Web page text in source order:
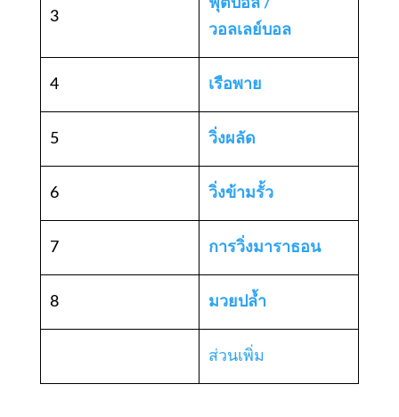
3
ฟุตบอล /
วอลเลย์บอล
4 เรือพาย
5 วิ่งผลัด
6 วิ่งข้ามรั้ว
7 การวิ่งมาราธอน
8 มวยปล้ำ
ส่วนเพิ่ม